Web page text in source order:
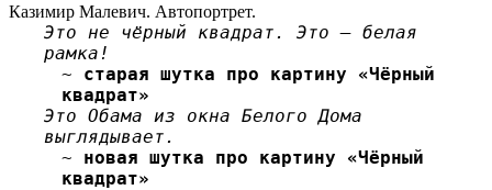
Казимир Малевич. Автопортрет.
Это не чёрный квадрат. Это — белая
рамка!
~ старая шутка про картину «Чёрный
квадрат»
Это Обама из окна Белого Дома
выглядывает.
~ новая шутка про картину «Чёрный
квадрат»